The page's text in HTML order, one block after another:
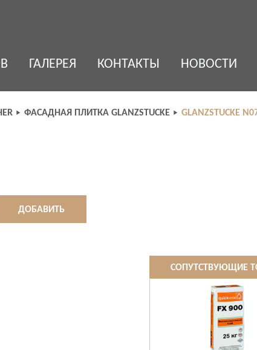
ГАЛЕРЕЯ КОНТАКТЫ НОВОСТИ
ФАСАДНАЯ ПЛИТКА GLANZSTUCKE GLANZSTUCKE
ДОБАВИТЬ
СОПУТСТВУЮЩИЕ